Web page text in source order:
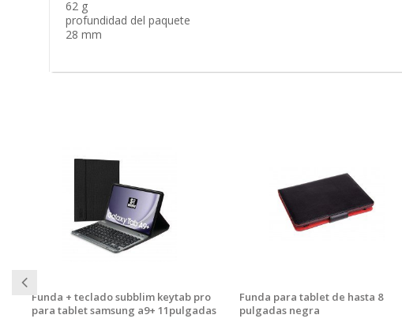
62 g
profundidad del paquete
28 mm
Funda + teclado subblim keytab pro
para tablet samsung a9+ 11pulgadas
Funda para tablet de hasta 8
pulgadas negra